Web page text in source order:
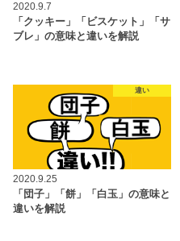
2020.9.7
「クッキー」「ビスケット」「サ
ブレ」の意味と違いを解説
違い
2020.9.25
「団子」「餅」「白玉」の意味と
違いを解説